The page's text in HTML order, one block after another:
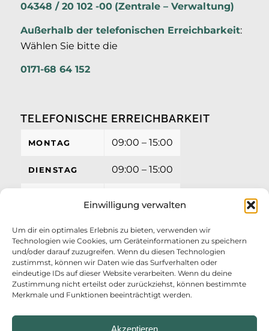
Einwilligung verwalten
Um dir ein optimales Erlebnis zu bieten, verwenden wir
Technologien wie Cookies, um Geräteinformationen zu speichern
und/oder darauf zuzugreifen. Wenn du diesen Technologien
zustimmst, können wir Daten wie das Surfverhalten oder
eindeutige IDs auf dieser Website verarbeiten. Wenn du deine
Zustimmung nicht erteilst oder zurückziehst, können bestimmte
Merkmale und Funktionen beeinträchtigt werden.
Akzeptieren
04348 / 20 102 -00 (Zentrale – Verwaltung)
Außerhalb der telefonischen Erreichbarkeit:
Wählen Sie bitte die
0171-68 64 152
TELEFONISCHE ERREICHBARKEIT
MONTAG 09:00 – 15:00
DIENSTAG 09:00 – 15:00
FREITAG 09:00 – 12:00